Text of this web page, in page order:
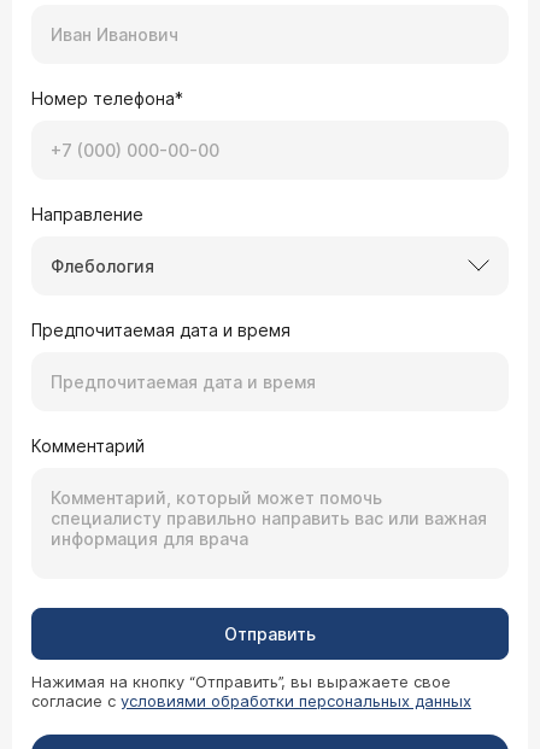
Номер телефона*
Направление
Флебология
Предпочитаемая дата и время
Комментарий
Отправить
Нажимая на кнопку “Отправить”, вы выражаете свое
согласие с условиями обработки персональных данных